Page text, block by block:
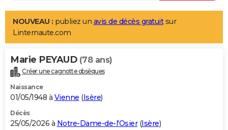
LIFESTYLE
Art de vivre
Bien-être
Loisirs
Mode
Modes de vie
Alimentation
Guide de la santé
Maladies
Médicaments
Sommeil
VOYAGE
Destinations
City break
Voyage nature
Voyage de noces
Forum
Climat
+PHOTO
GUIDES D'ACHAT
BONS PLANS
NOUVEAU : publiez un avis de décès gratuitsur
Linternaute.com
Marie PEYAUD (78 ans)
Créer une cagnotte obsèques
Naissance
01/05/1948 à Vienne (Isère)
Décès
25/05/2026 à Notre-Dame-de-l'Osier(Isère)